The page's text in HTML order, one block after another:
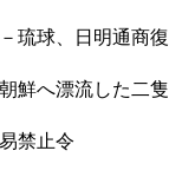
琉球、日明通商復
鮮へ漂流した二隻
禁止令